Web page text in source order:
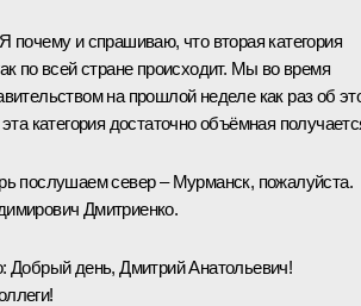
Я почему и спрашиваю, что вторая категория
по всей стране происходит. Мы во время
на прошлой неделе как раз об
категория достаточно объёмная
послушаем север – Мурманск, пожалуйста.
Дмитриенко.
Добрый день, Дмитрий Анатольевич!